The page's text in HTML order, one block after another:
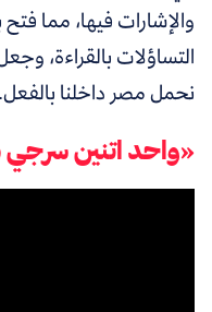
والإشارات فيها، مما فتح
التساؤلات بالقراءة،
نحمل مصر داخلنا بالفعل.
«واحد اتنين